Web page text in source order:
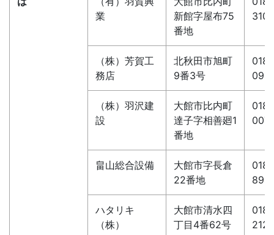
業
新館字屋布75
番地
3101
（株）芳賀工
務店
北秋田市旭町
9番3号
（株）羽沢建
設
大館市比内町
達子字相善廻1
番地
0071
畠山総合設備
大館市字長倉
22番地
ハタリキ
（株）
大館市清水四
丁目4番62号
2121